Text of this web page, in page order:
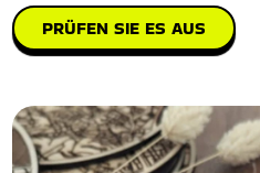
PRÜFEN SIE ES AUS